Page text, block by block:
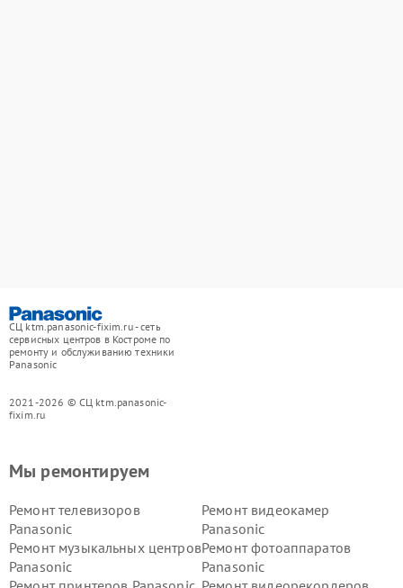
СЦ ktm.panasonic-fixim.ru - сеть
сервисных центров в Костроме по
ремонту и обслуживанию техники
Panasonic
2021-2026 © СЦ ktm.panasonic-
fixim.ru
Мы ремонтируем
Ремонт телевизоров
Panasonic
Ремонт видеокамер
Panasonic
Ремонт музыкальных центров
Panasonic
Ремонт фотоаппаратов
Panasonic